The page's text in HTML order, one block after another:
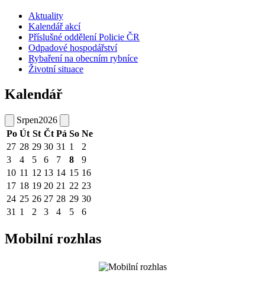
Aktuality
Kalendář akcí
Příslušné oddělení Policie ČR
Odpadové hospodářství
Rybaření na obecním rybníce
Životní situace
Kalendář
Srpen2026
Po Út St Čt Pá So Ne
27 28 29 30 31 1
2
3
4 5 6 7 8
9
10 11 12 13 14 15 16
17 18 19 20 21 22 23
24 25 26 27 28 29 30
31 1 2 3 4 5 6
Mobilní rozhlas